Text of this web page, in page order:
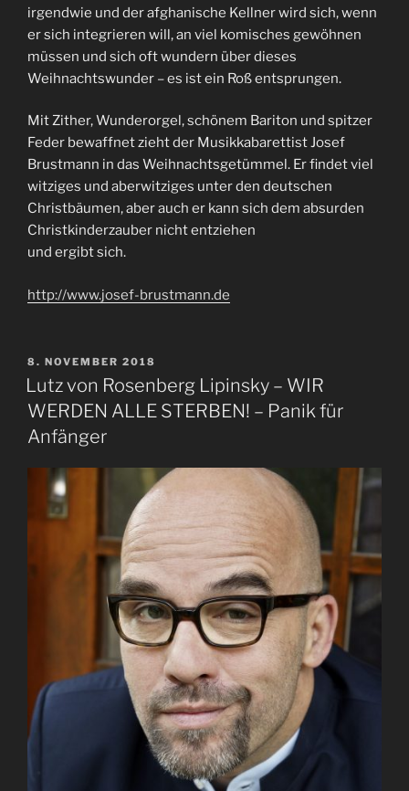
irgendwie und der afghanische Kellner wird sich, wenn
er sich integrieren will, an viel komisches gewöhnen
müssen und sich oft wundern über dieses
Weihnachtswunder – es ist ein Roß entsprungen.
Mit Zither, Wunderorgel, schönem Bariton und spitzer
Feder bewaffnet zieht der Musikkabarettist Josef
Brustmann in das Weihnachts­getümmel. Er findet viel
witziges und aberwitziges unter den deutschen
Christbäumen, aber auch er kann sich dem absurden
Christkinderzauber nicht entziehen
und ergibt sich.
http://www.josef-brustmann.de
VERÖFFENTLICHT
AM
8. NOVEMBER 2018
Lutz von Rosenberg Lipinsky – WIR
WERDEN ALLE STERBEN! – Panik für
Anfänger